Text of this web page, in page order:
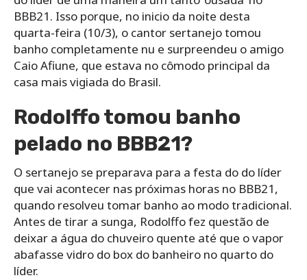
BBB21. Isso porque, no inicio da noite desta
quarta-feira (10/3), o cantor sertanejo tomou
banho completamente nu e surpreendeu o amigo
Caio Afiune, que estava no cômodo principal da
casa mais vigiada do Brasil.
Rodolffo tomou banho
pelado no BBB21?
O sertanejo se preparava para a festa do do líder
que vai acontecer nas próximas horas no BBB21,
quando resolveu tomar banho ao modo tradicional.
Antes de tirar a sunga, Rodolffo fez questão de
deixar a água do chuveiro quente até que o vapor
abafasse vidro do box do banheiro no quarto do
líder.